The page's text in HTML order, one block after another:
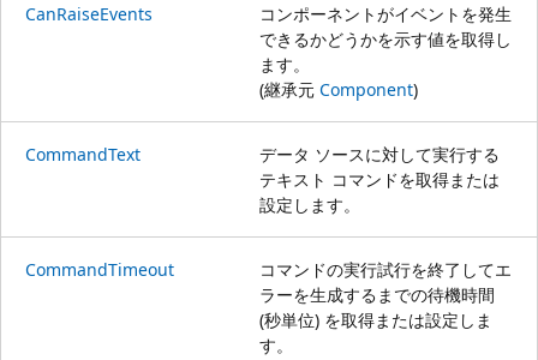
CanRaiseEvents
コンポーネントがイベントを発生
できるかどうかを示す値を取得し
ます。
(継承元 Component)
CommandText
データ ソースに対して実行する
テキスト コマンドを取得または
設定します。
CommandTimeout
コマンドの実行試行を終了してエ
ラーを生成するまでの待機時間
(秒単位) を取得または設定しま
す。